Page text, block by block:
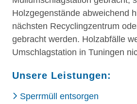
Holzgegenstände abweichend
nächsten Recyclingzentrum
gebracht werden. Holzabfälle
Umschlagstation in Tuningen
Unsere Leistungen:
Sperrmüll entsorgen